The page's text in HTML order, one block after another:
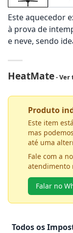
Este aquecedor
à prova de
e neve, sendo
HeatMate- Ver
Produto
Este item
mas
até uma
Fale com a
atendimento
Falar no
Todos os